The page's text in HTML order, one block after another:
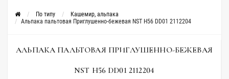
По типу
Кашемир, альпака
Альпака пальтовая Приглушенно-бежевая NST H56 DD01 2112204
АЛЬПАКА ПАЛЬТОВАЯ ПРИГЛУШЕННО-БЕЖЕВАЯ
NST H56 DD01 2112204